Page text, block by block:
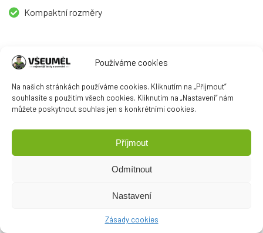
Používáme cookies
Na našich stránkách používáme cookies. Kliknutím na „Přijmout“
souhlasíte s použitím všech cookies. Kliknutím na „Nastavení“ nám
můžete poskytnout souhlas jen s konkrétními cookies.
Příjmout
Odmítnout
Nastavení
Zásady cookies
Kompaktní rozměry
Mínusy:
Kratší kabel